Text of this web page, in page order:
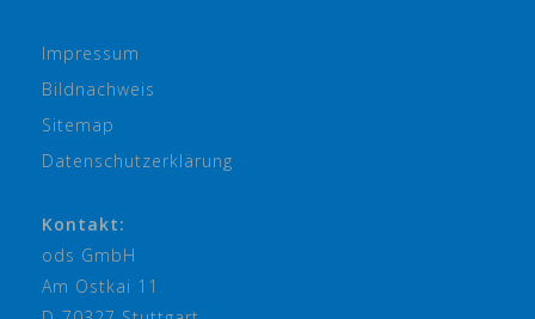
Impressum
Bildnachweis
Sitemap
Datenschutzerklärung
Kontakt:
ods GmbH
Am Ostkai 11